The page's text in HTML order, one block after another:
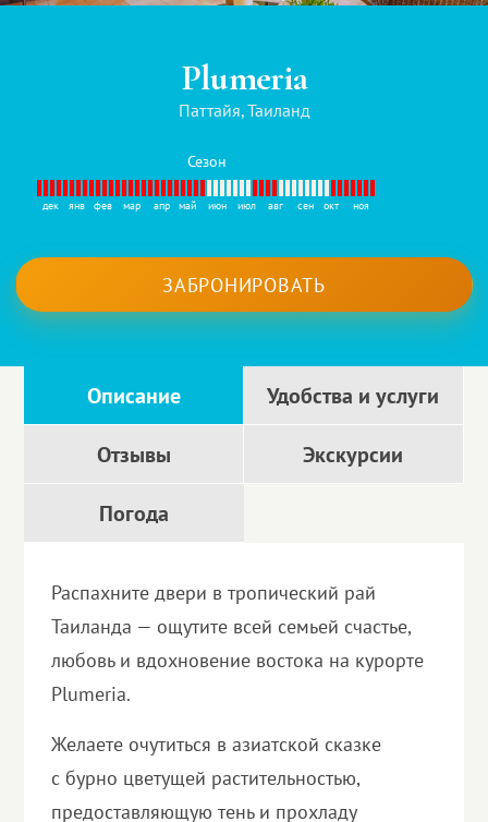
Plumeria
Паттайя, Таиланд
Сезон
дек янв фев мар апр май июн июл авг сен окт ноя
ЗАБРОНИРОВАТЬ
Описание Удобства и услуги
Отзывы Экскурсии
Погода
Распахните двери в тропический рай
Таиланда — ощутите всей семьей счастье,
любовь и вдохновение востока на курорте
Plumeria.
Желаете очутиться в азиатской сказке
с бурно цветущей растительностью,
предоставляющую тень и прохладу